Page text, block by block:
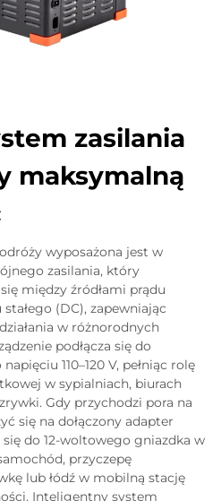
zasilania
maksymalną
wyposażona jest w
zasilania, który
między źródłami prądu
(DC), zapewniając
w różnorodnych
podłącza się do
110–120 V, pełniąc rolę
w sypialniach, biurach
Gdy przychodzi pora na
się na dołączony adapter
do 12-woltowego gniazdka w
przyczepę
lub łódź w mobilną stację
Inteligentny system